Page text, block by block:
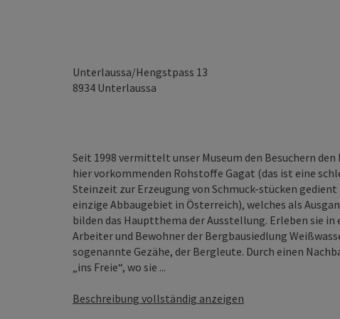
Unterlaussa/Hengstpass 13
8934 Unterlaussa
Seit 1998 vermittelt unser Museum den Besuchern
hier vorkommenden Rohstoffe Gagat (das ist eine
Steinzeit zur Erzeugung von Schmuck-stücken
einzige Abbaugebiet in Österreich), welches als
bilden das Hauptthema der Ausstellung. Erleben sie
Arbeiter und Bewohner der Bergbausiedlung
sogenannte Gezähe, der Bergleute. Durch einen
„ins Freie“, wo sie ...
Beschreibung vollständig anzeigen